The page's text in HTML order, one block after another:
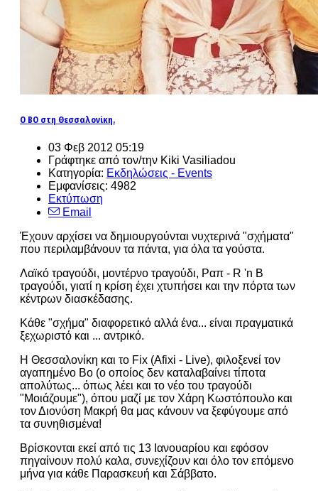
Ο BO στη Θεσσαλονίκη.
03 Φεβ 2012 05:19
Γράφτηκε από τον/την Kiki Vasiliadou
Κατηγορία: Εκδηλώσεις - Events
Εμφανίσεις: 4982
Εκτύπωση
Email
Έχουν αρχίσει να δημιουργούνται νυχτερινά "σχήματα"
που περιλαμβάνουν τα πάντα, για όλα τα γούστα.
Λαϊκό τραγούδι, μοντέρνο τραγούδι, Ραπ - R 'n B
τραγούδι, γιατί η κρίση έχει χτυπήσει και την πόρτα των
κέντρων διασκέδασης.
Κάθε "σχήμα" διαφορετικό αλλά ένα... είναι πραγματικά
ξεχωριστό και ... αντρικό.
Η Θεσσαλονίκη και το Fix (Afixi - Live), φιλοξενεί τον
αγαπημένο Bo (ο οποίος δεν καταλαβαίνει τίποτα
απολύτως... όπως λέει και το νέο του τραγούδι
"Μοιάζουμε"), όπου μαζί με τον Χάρη Κωστόπουλο και
τον Διονύση Μακρή θα μας κάνουν να ξεφύγουμε από
τα συνηθισμένα!
Βρίσκονται εκεί από τις 13 Ιανουαρίου και εφόσον
πηγαίνουν πολύ καλα, συνεχίζουν και όλο τον επόμενο
μήνα για κάθε Παρασκευή και Σάββατο.